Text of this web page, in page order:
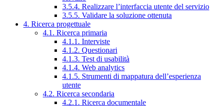
3.5.4. Realizzare l’interfaccia utente del servizio
3.5.5. Validare la soluzione ottenuta
4. Ricerca progettuale
4.1. Ricerca primaria
4.1.1. Interviste
4.1.2. Questionari
4.1.3. Test di usabilità
4.1.4. Web analytics
4.1.5. Strumenti di mappatura dell’esperienza
utente
4.2. Ricerca secondaria
4.2.1. Ricerca documentale